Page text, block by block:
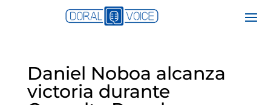
Daniel Noboa alcanza
victoria durante